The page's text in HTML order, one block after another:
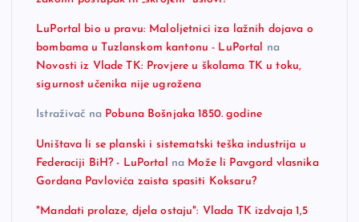
LuPortal bio u pravu: Maloljetnici iza lažnih dojava o
bombama u Tuzlanskom kantonu - LuPortal na
Novosti iz Vlade TK: Provjere u školama TK u toku,
sigurnost učenika nije ugrožena
Istraživač na Pobuna Bošnjaka 1850. godine
Uništava li se planski i sistematski teška industrija u
Federaciji BiH? - LuPortal
na Može li Pavgord vlasnika
Gordana Pavlovića zaista spasiti Koksaru?
"Mandati prolaze, djela ostaju": Vlada TK izdvaja 1,5